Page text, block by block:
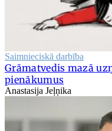
Saimnieciskā darbība
Grāmatvedis mazā
pienākumus
Anastasija Jeļņika